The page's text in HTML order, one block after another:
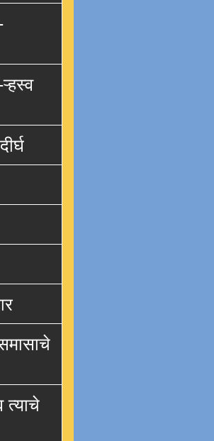
त्याचे